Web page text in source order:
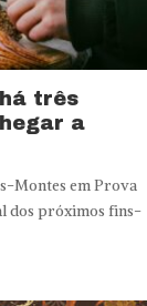
três
a
Montes em Prova
dos próximos fins-